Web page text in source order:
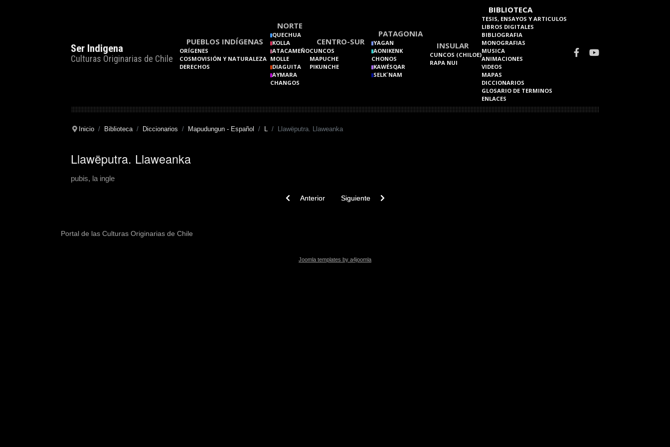
Ser Indigena
Culturas Originarias de Chile
PUEBLOS INDÍGENAS
ORÍGENES
COSMOVISIÓN Y NATURALEZA
DERECHOS
NORTE
QUECHUA
KOLLA
ATACAMEÑO
MOLLE
DIAGUITA
AYMARA
CHANGOS
CENTRO-SUR
CUNCOS
MAPUCHE
PIKUNCHE
PATAGONIA
YAGAN
AONIKENK
CHONOS
KAWÉSQAR
SELK´NAM
INSULAR
CUNCOS (CHILOE)
RAPA NUI
BIBLIOTECA
TESIS, ENSAYOS Y ARTICULOS
LIBROS DIGITALES
BIBLIOGRAFIA
MONOGRAFIAS
MUSICA
ANIMACIONES
VIDEOS
MAPAS
DICCIONARIOS
GLOSARIO DE TERMINOS
ENLACES
Inicio Biblioteca Diccionarios Mapudungun - Español L Llawëputra. Llaweanka
Llawëputra. Llaweanka
pubis, la ingle
Previous article: Llëfke. Llüfke
Anterior Next article: Llaweñ
Siguiente
Portal de las Culturas Originarias de Chile
Joomla templates by a4joomla